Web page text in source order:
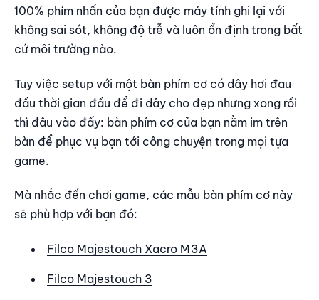
100% phím nhấn của bạn được máy tính ghi lại với
không sai sót, không độ trễ và luôn ổn định trong bất
cứ môi trường nào.
Tuy việc setup với một bàn phím cơ có dây hơi đau
đầu thời gian đầu để đi dây cho đẹp nhưng xong rồi
thì đâu vào đấy: bàn phím cơ của bạn nằm im trên
bàn để phục vụ bạn tới công chuyện trong mọi tựa
game.
Mà nhắc đến chơi game, các mẫu bàn phím cơ này
sẽ phù hợp với bạn đó:
Filco Majestouch Xacro M3A
Filco Majestouch 3